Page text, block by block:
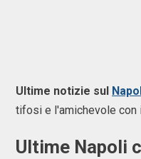
Ultime notizie sul
tifosi e l'amichevole con
Ultime Napoli